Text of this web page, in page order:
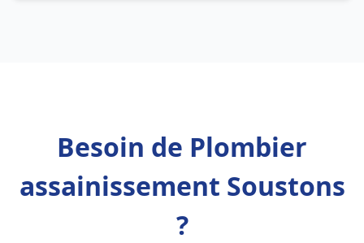
Besoin de Plombier
assainissement Soustons
?